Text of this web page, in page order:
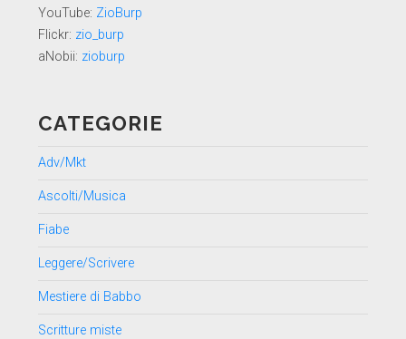
YouTube: ZioBurp
Flickr: zio_burp
aNobii: zioburp
CATEGORIE
Adv/Mkt
Ascolti/Musica
Fiabe
Leggere/Scrivere
Mestiere di Babbo
Scritture miste